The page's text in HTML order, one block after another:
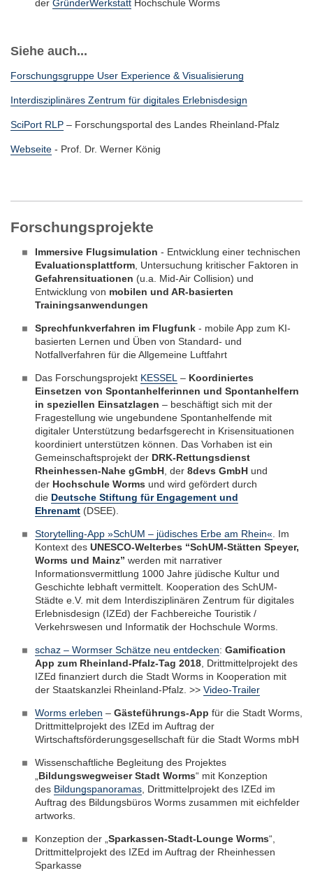
der GründerWerkstatt Hochschule Worms
Siehe auch...
Forschungsgruppe User Experience & Visualisierung
Interdisziplinäres Zentrum für digitales Erlebnisdesign
SciPort RLP – Forschungsportal des Landes Rheinland-Pfalz
Webseite - Prof. Dr. Werner König
Forschungsprojekte
Immersive Flugsimulation - Entwicklung einer technischen
Evaluationsplattform , Untersuchung kritischer Faktoren in
Gefahrensituationen (u.a. Mid-Air Collision) und
Entwicklung von mobilen und AR-basierten
Trainingsanwendungen
Sprechfunkverfahren im Flugfunk - mobile App zum KI-
basierten Lernen und Üben von Standard- und
Notfallverfahren für die Allgemeine Luftfahrt
Das Forschungsprojekt KESSEL – Koordiniertes
Einsetzen von Spontanhelferinnen und Spontanhelfern
in speziellen Einsatzlagen – beschäftigt sich mit der
Fragestellung wie ungebundene Spontanhelfende mit
digitaler Unterstützung bedarfsgerecht in Krisensituationen
koordiniert unterstützen können. Das Vorhaben ist ein
Gemeinschaftsprojekt der DRK-Rettungsdienst
Rheinhessen-Nahe gGmbH , der 8devs GmbH und
der Hochschule Worms und wird gefördert durch
die Deutsche Stiftung für Engagement und
Ehrenamt (DSEE).
Storytelling-App »SchUM – jüdisches Erbe am Rhein« . Im
Kontext des UNESCO-Welterbes “SchUM-Stätten Speyer,
Worms und Mainz” werden mit narrativer
Informationsvermittlung 1000 Jahre jüdische Kultur und
Geschichte lebhaft vermittelt. Kooperation des SchUM-
Städte e.V. mit dem Interdisziplinären Zentrum für digitales
Erlebnisdesign (IZEd) der Fachbereiche Touristik /
Verkehrswesen und Informatik der Hochschule Worms.
schaz – Wormser Schätze neu entdecken: Gamification
App zum Rheinland-Pfalz-Tag 2018 , Drittmittelprojekt des
IZEd finanziert durch die Stadt Worms in Kooperation mit
der Staatskanzlei Rheinland-Pfalz. >> Video-Trailer
Worms erleben – Gästeführungs-App für die Stadt Worms,
Drittmittelprojekt des IZEd im Auftrag der
Wirtschaftsförderungsgesellschaft für die Stadt Worms mbH
Wissenschaftliche Begleitung des Projektes
Bildungswegweiser Stadt Worms“ mit Konzeption
des Bildungspanoramas , Drittmittelprojekt des IZEd im
Auftrag des Bildungsbüros Worms zusammen mit eichfelder
artworks.
Konzeption der „ Sparkassen-Stadt-Lounge Worms“,
Drittmittelprojekt des IZEd im Auftrag der Rheinhessen
Sparkasse